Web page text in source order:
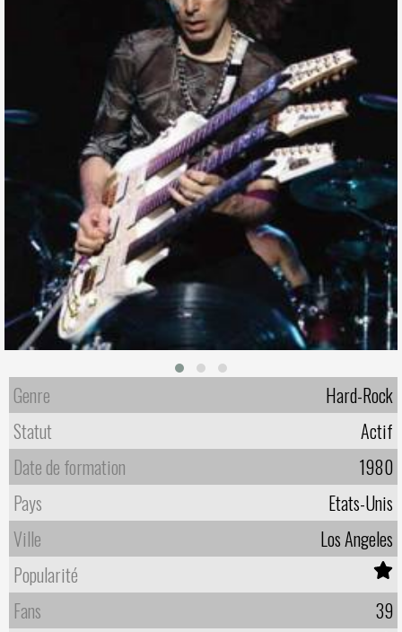
Genre
Hard-Rock
Statut
Actif
Date de formation
1980
Pays
Etats-Unis
Ville
Los Angeles
Popularité
Fans
39